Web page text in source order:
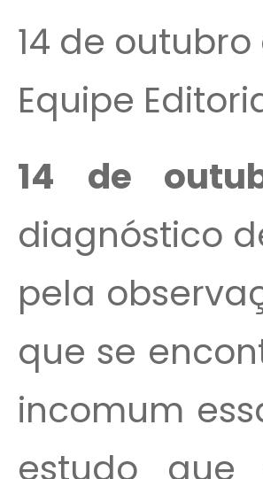
14 de
Equipe
14 de
diagnóstico
pela
que se
incomum
estudo